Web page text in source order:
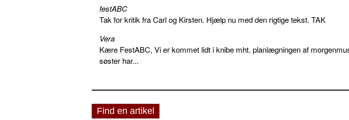
festABC
Tak for kritik fra Carl og Kirsten. Hjælp nu med den rigtige tekst. TAK
Vera
Kære FestABC, Vi er kommet lidt i knibe mht. planlægningen af
søster har...
Find en artikel